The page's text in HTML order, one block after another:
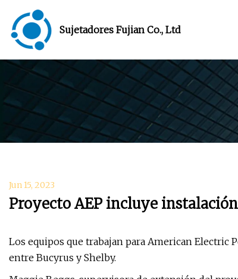
Sujetadores Fujian Co., Ltd
Jun 15, 2023
Proyecto AEP incluye
Los equipos que trabajan para American Electric
entre Bucyrus y Shelby.